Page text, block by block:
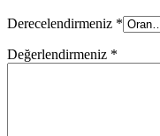
Derecelendirmeniz *
Değerlendirmeniz *